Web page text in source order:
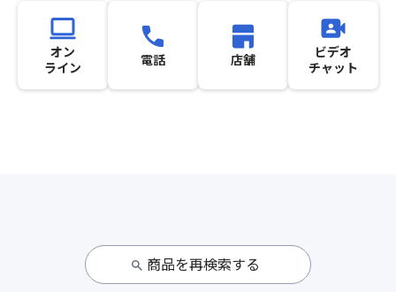
オン
ライン
電話 店舗
ビデオ
チャット
商品を再検索する